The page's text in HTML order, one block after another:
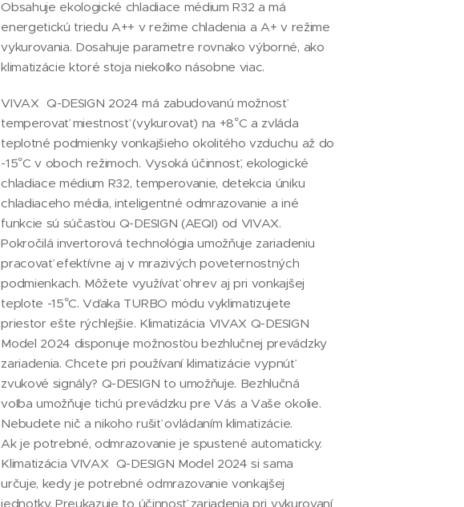
Obsahuje ekologické chladiace médium R32 a má
energetickú triedu A++ v režime chladenia a A+ v režime
vykurovania. Dosahuje parametre rovnako výborné, ako
klimatizácie ktoré stoja niekoľko násobne viac.
VIVAX Q-DESIGN 2024 má zabudovanú možnosť
temperovať miestnosť (vykurovať) na +8°C a zvláda
teplotné podmienky vonkajšieho okolitého vzduchu až do
-15°C v oboch režimoch. Vysoká účinnosť, ekologické
chladiace médium R32, temperovanie, detekcia úniku
chladiaceho média, inteligentné odmrazovanie a iné
funkcie sú súčasťou Q-DESIGN (AEQI) od VIVAX.
Pokročilá invertorová technológia umožňuje zariadeniu
pracovať efektívne aj v mrazivých poveternostných
podmienkach. Môžete využívať ohrev aj pri vonkajšej
teplote -15°C. Vďaka TURBO módu vyklimatizujete
priestor ešte rýchlejšie. Klimatizácia VIVAX Q-DESIGN
Model 2024 disponuje možnosťou bezhlučnej prevádzky
zariadenia. Chcete pri používaní klimatizácie vypnúť
zvukové signály? Q-DESIGN to umožňuje. Bezhlučná
voľba umožňuje tichú prevádzku pre Vás a Vaše okolie.
Nebudete nič a nikoho rušiť ovládaním klimatizácie.
Ak je potrebné, odmrazovanie je spustené automaticky.
Klimatizácia VIVAX Q-DESIGN Model 2024 si sama
určuje, kedy je potrebné odmrazovanie vonkajšej
jednotky. Preukazuje to účinnosť zariadenia pri vykurovaní